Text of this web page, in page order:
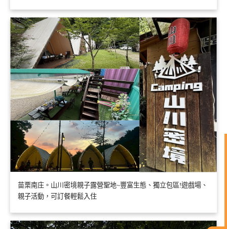
苗栗南庄。山川密境親子露營聖地~豐富生態、獨立包區!遊戲場、
親子活動，可訂餐輕鬆入住